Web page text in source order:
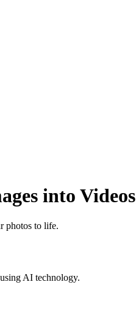
into Videos
photos to life.
AI technology.